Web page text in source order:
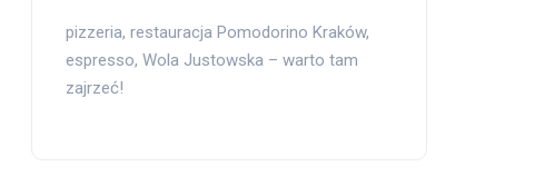
pizzeria, restauracja Pomodorino Kraków,
espresso, Wola Justowska – warto tam
zajrzeć!